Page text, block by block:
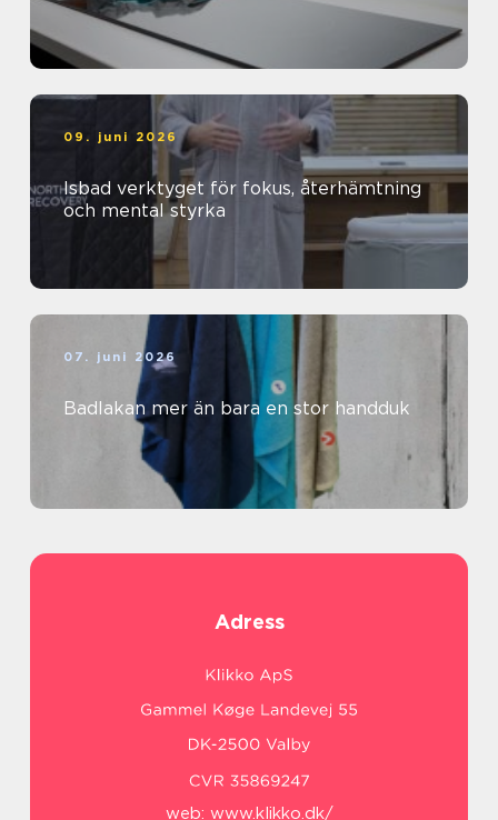
09. juni 2026
Isbad verktyget för fokus, återhämtning
och mental styrka
07. juni 2026
Badlakan mer än bara en stor handduk
Adress
web: www.klikko.dk/